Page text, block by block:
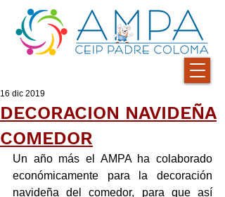
DECORACION NAVIDEÑA
COMEDOR
16 dic 2019
Un año más el AMPA ha colaborado
económicamente para la decoración
navideña del comedor, para que así